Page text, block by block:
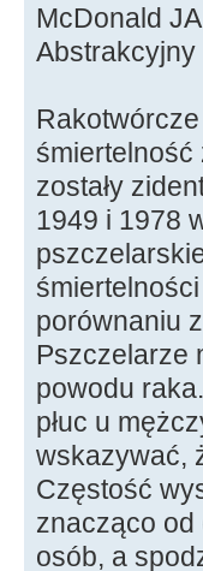
McDonald
Abstrakcyjny
śmiertelność
zostały
1949 i 1978
porównaniu
Pszczelarze
powodu
płuc u
wskazywać,
Częstość
znacząco od
osób, a